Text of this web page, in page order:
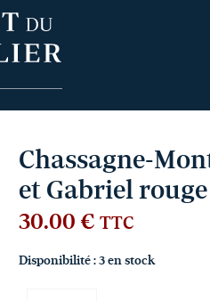
Chassagne-
et Gabriel rouge
30.00 € TTC
Disponibilité : 3 en stock
de
Chassagne-
Domaine
et
Gabriel
rouge